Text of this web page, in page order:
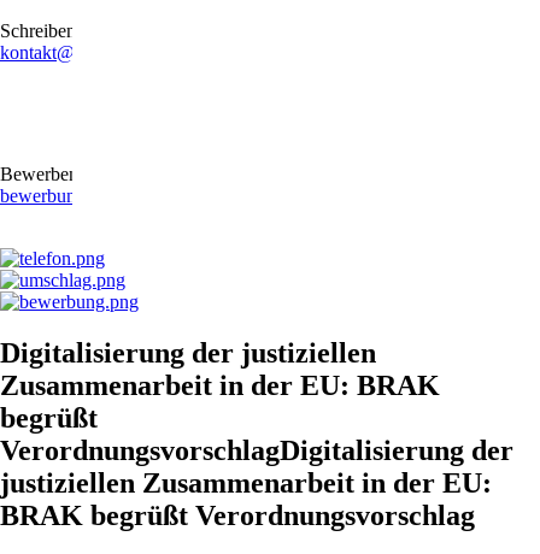
Schreiben Sie uns gerne eine E-Mail
kontakt@stb-becker-zeiler.de
Bewerben Sie sich online oder per E-Mail
bewerbung@stb-becker-zeiler.de
Digitalisierung der justiziellen
Zusammenarbeit in der EU: BRAK
begrüßt
VerordnungsvorschlagDigitalisierung der
justiziellen Zusammenarbeit in der EU:
BRAK begrüßt Verordnungsvorschlag